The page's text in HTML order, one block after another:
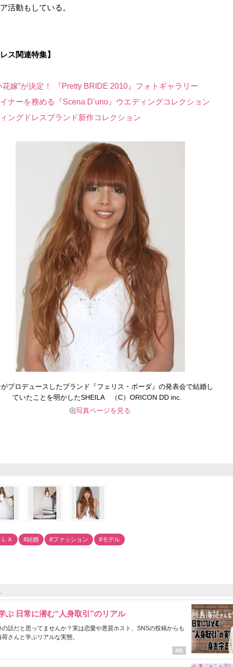
活動もしている。
ス関連特集】
花嫁”が決定！ 『Pretty BRIDE 2010』フォトギャラリー
ナーを務める『Scena D’uno』ウエディングコレクション
ングドレスブランド新作コレクション
がプロデュースしたブランド『フェリス・ボーダ』の発表会で結婚し
ていたことを明かしたSHEILA （C）ORICON DD inc.
写真ページを見る
Ａ #結婚 #ファッション #モデル
ぶ 日常に潜む“人身取引”のリアル
の話だと思ってませんか？実は恋愛や悪質ホスト、SNSの投稿からも
さんと学ぶリアルな実態。